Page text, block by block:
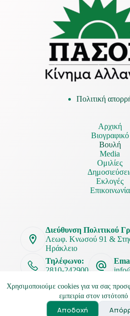
Χρησιμοποιούμε cookies για να σας
εμπειρία στον ιστότοπό
Αποδοχή
Πολιτική
Αρχική
Βιογραφικό
Βουλή
Media
Ομιλίες
Εκλογές
Επικοινωνία
Διεύθυνση Πολιτικού
Λεωφ. Κνωσού 91 &
Ηράκλειο
Τηλέφωνο:
2810-242900
Ελένη Βατσινά Copyright